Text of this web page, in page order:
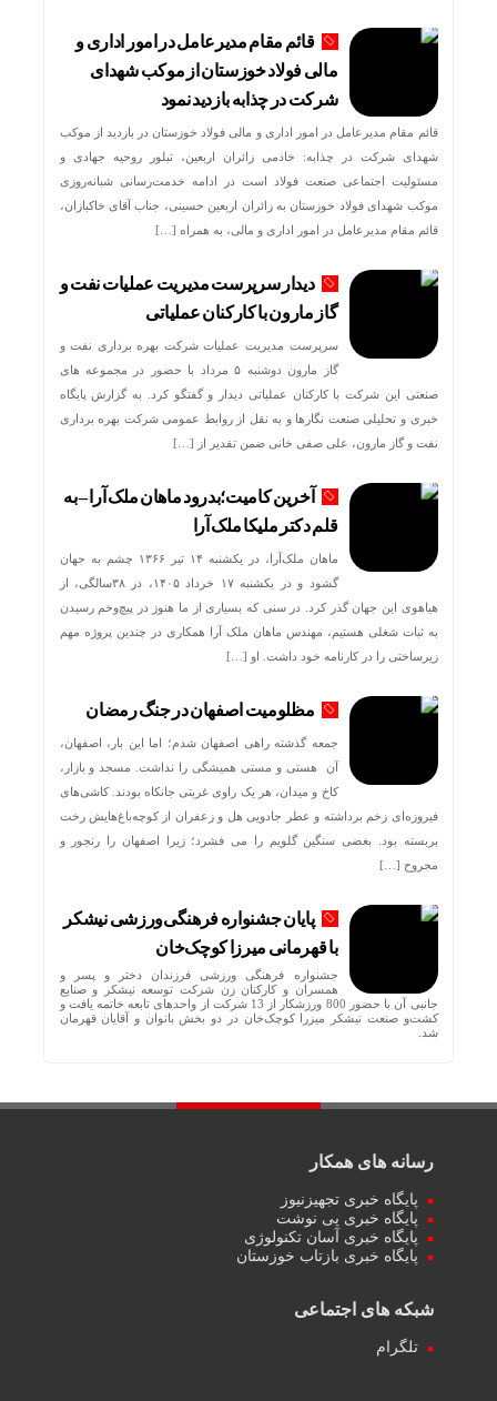
قائم مقام مدیرعامل در امور اداری و
مالی فولاد خوزستان از موکب شهدای
شرکت در چذابه بازدید نمود
قائم مقام مدیرعامل در امور اداری و مالی فولاد خوزستان در بازدید از موکب
شهدای شرکت در چذابه: خادمی زائران اربعین، تبلور روحیه جهادی و
مسئولیت اجتماعی صنعت فولاد است در ادامه خدمت‌رسانی شبانه‌روزی
موکب شهدای فولاد خوزستان به زائران اربعین حسینی، جناب آقای خاکبازان،
قائم مقام مدیرعامل در امور اداری و مالی، به همراه […]
دیدار سرپرست مدیریت عملیات نفت و
گاز مارون با کارکنان عملیاتی
سرپرست مدیریت عملیات شرکت بهره برداری نفت و
گاز مارون دوشنبه ۵ مرداد با حضور در مجموعه های
صنعتی این شرکت با کارکنان عملیاتی دیدار و گفتگو کرد. به گزارش پایگاه
خبری و تحلیلی صنعت نگارها و به نقل از روابط عمومی شرکت بهره برداری
نفت و گاز مارون، علی صفی خانی ضمن تقدیر از […]
آخرین کامیت؛بدرود ماهان ملک آرا – به
قلم دکتر ملیکا ملک آرا
ماهان ملک‌آرا، در یکشنبه ۱۴ تیر ۱۳۶۶ چشم به جهان
گشود و در یکشنبه ۱۷ خرداد ۱۴۰۵، در ۳۸سالگی، از
هیاهوی این جهان گذر کرد. در سنی که بسیاری از ما هنوز در پیچ‌وخم رسیدن
به ثبات شغلی هستیم، مهندس ماهان ملک آرا همکاری در چندین پروژه مهم
زیرساختی را در کارنامه خود داشت. او […]
مظلومیت اصفهان در جنگ رمضان
جمعه گذشته راهی اصفهان شدم؛ اما این بار، اصفهان،
آن هستی و مستی همیشگی را نداشت. مسجد و بازار،
کاخ و میدان، هر یک راوی غربتی جانکاه بودند. کاشی‌های
فیروزه‌ای زخم برداشته و عطر جادویی هل و زعفران از کوچه‌باغ‌هایش رخت
بربسته بود. بغضی سنگین گلویم را می فشرد؛ زیرا اصفهان را رنجور و
مجروح […]
پایان جشنواره فرهنگی‌ورزشی نیشکر
با قهرمانی میرزا کوچک‌خان
جشنواره فرهنگی ورزشی فرزندان دختر و پسر و
همسران و کارکنان زن شرکت توسعه نیشکر و صنایع
جانبی آن با حضور 800 ورزشکار از 13 شرکت از واحدهای تابعه خاتمه یافت و
کشت‌و صنعت نیشکر میزرا کوچک‌خان در دو بخش بانوان و آقایان قهرمان
شد.
رسانه های همکار
پایگاه خبری تجهیزنیوز
پایگاه خبری پی نوشت
پایگاه خبری آسان تکنولوژی
پایگاه خبری بازتاب خوزستان
شبکه های اجتماعی
تلگرام